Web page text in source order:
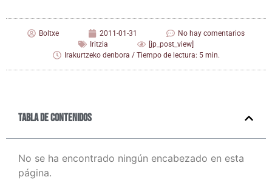
Boltxe 2011-01-31
No hay comentarios
Iritzia
[jp_post_view]
Irakurtzeko denbora / Tiempo de lectura: 5 min.
Tabla de contenidos
No se ha encontrado ningún encabezado en esta
página.